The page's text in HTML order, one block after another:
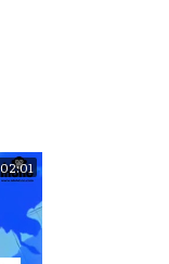
02:01